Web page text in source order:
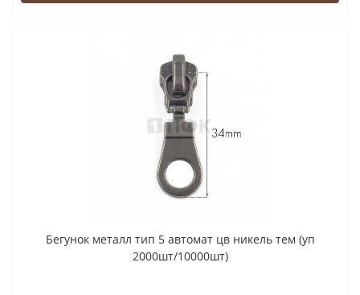
Бегунок металл тип 5 автомат цв никель тем (уп
2000шт/10000шт)